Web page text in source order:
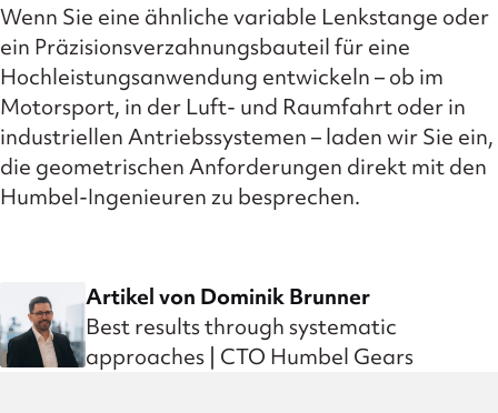
Wenn Sie eine ähnliche variable Lenkstange oder
ein Präzisionsverzahnungsbauteil für eine
Hochleistungsanwendung entwickeln – ob im
Motorsport, in der Luft- und Raumfahrt oder in
industriellen Antriebssystemen – laden wir Sie ein,
die geometrischen Anforderungen direkt mit den
Humbel-Ingenieuren zu besprechen.
Artikel von Dominik Brunner
Best results through systematic
approaches | CTO Humbel Gears